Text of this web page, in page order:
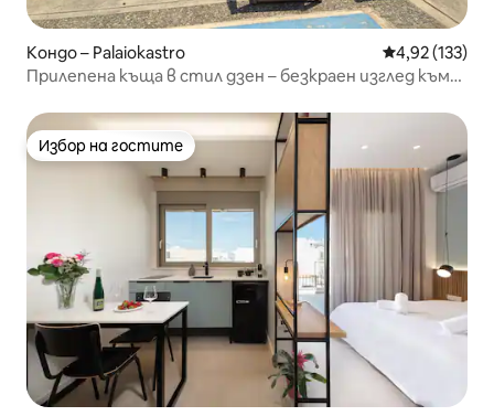
Кондо – Palaiokastro Средна
4,92 (133)
Прилепена къща в стил дзен – безкраен изглед към
Избор на гостите
Избор на гостите